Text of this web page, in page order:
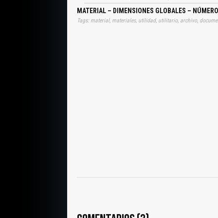
MATERIAL – DIMENSIONES GLOBALES –